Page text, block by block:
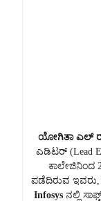
ಯೋಗಿತಾ ಎಲ್
ಎಡಿಟರ್ (Lead
ಕಾಲೇಜಿನಿಂದ
ಪಡೆದಿರುವ ಇವರು,
Infosys ನಲ್ಲಿ